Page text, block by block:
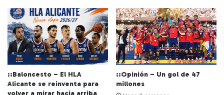
::Baloncesto – El HLA
Alicante se reinventa para
volver a mirar hacia arriba
::Opinión – Un gol de 47
millones